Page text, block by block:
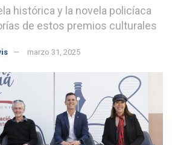
histórica y la novela policíaca
de estos premios culturales
marzo 31, 2025